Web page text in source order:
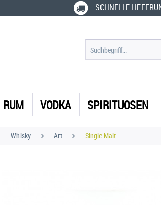
SCHNELLE
RUM VODKA SPIRITUOSEN
Whisky Art Single Malt